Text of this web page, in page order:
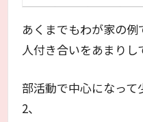
あくまでもわが家の例
人付き合いをあまり
部活動で中心になっ
2、